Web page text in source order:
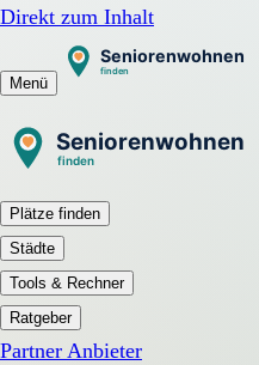
Direkt zum Inhalt
Menü
Plätze finden
Städte
Tools & Rechner
Ratgeber
Partner Anbieter